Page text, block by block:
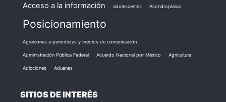
Acceso a la información adolescentes Acondroplasia
Posicionamiento
Agresiones a periodistas y medios de comunicación
Administración Pública Federal Acuerdo Nacional por México Agricultura
Adicciones Aduanas
SITIOS DE INTERÉS